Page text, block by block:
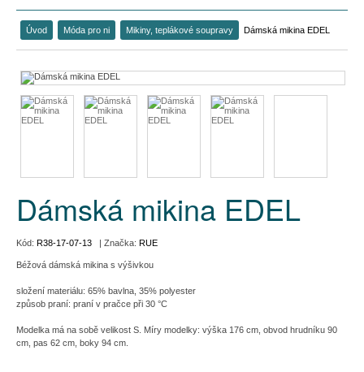
Úvod Móda pro ni Mikiny, teplákové soupravy Dámská mikina EDEL
Dámská mikina EDEL
Kód: R38-17-07-13 | Značka: RUE
Béžová dámská mikina s výšivkou
složení materiálu: 65% bavlna, 35% polyester
způsob praní: praní v pračce při 30 °C
Modelka má na sobě velikost S. Míry modelky: výška 176 cm, obvod hrudníku 90
cm, pas 62 cm, boky 94 cm.